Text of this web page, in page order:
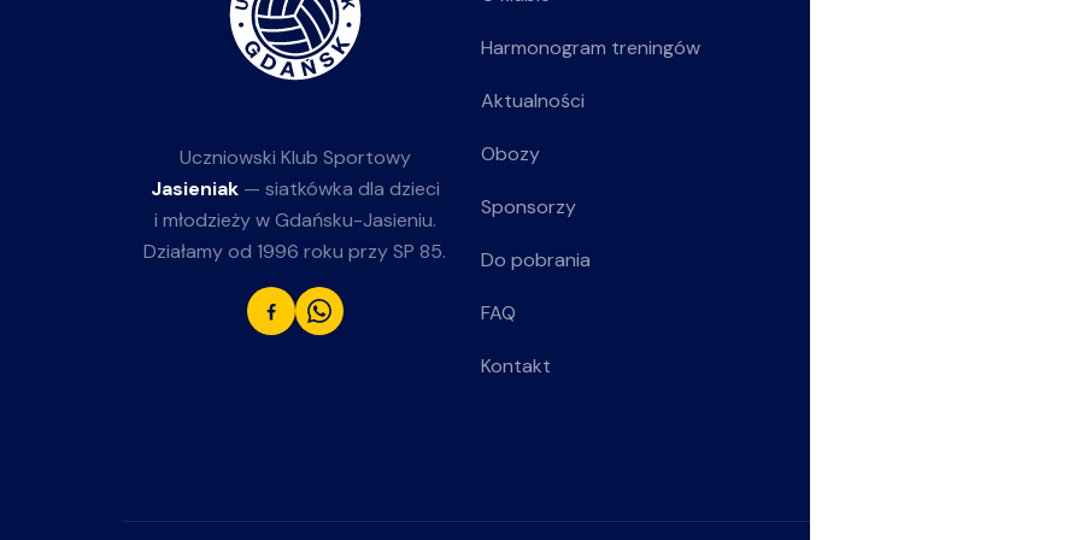
Uczniowski Klub Sportowy
Jasieniak— siatkówka dla dzieci
i młodzieży w Gdańsku-Jasieniu.
Działamy od 1996 roku przy SP 85.
Harmonogram treningów
Aktualności
Obozy
Sponsorzy
Do pobrania
FAQ
Kontakt